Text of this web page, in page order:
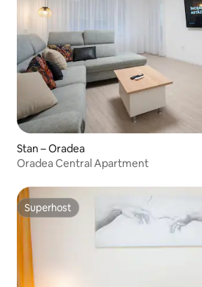
Stan – Oradea
Oradea Central Apartment
Superhost
Superhost